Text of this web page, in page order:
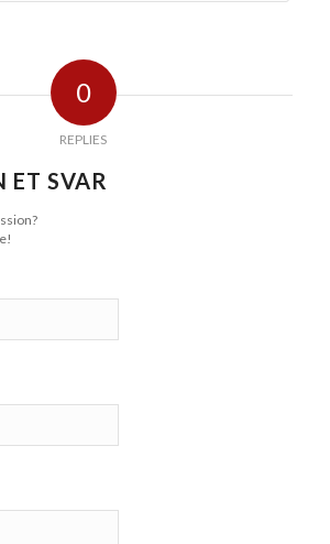
0
REPLIES
ET SVAR